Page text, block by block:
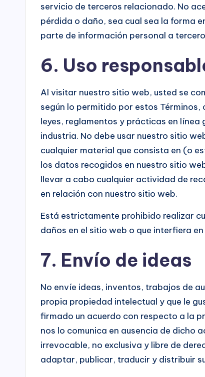
servicio de terceros relacionado. No
pérdida o daño, sea cual sea la forma
parte de información personal a
6. Uso
Al visitar nuestro sitio web, usted se
según lo permitido por estos
leyes, reglamentos y prácticas en
industria. No debe usar nuestro sitio
cualquier material que consista en (o
los datos recogidos en nuestro sitio
llevar a cabo cualquier actividad de
en relación con nuestro sitio web.
Está estrictamente prohibido realizar
daños en el sitio web o que interfiera
7. Envío de ideas
No envíe ideas, inventos, trabajos de
propia propiedad intelectual y que le
firmado un acuerdo con respecto a la
nos lo comunica en ausencia de dicho
irrevocable, no exclusiva y libre de
adaptar, publicar, traducir y distribuir